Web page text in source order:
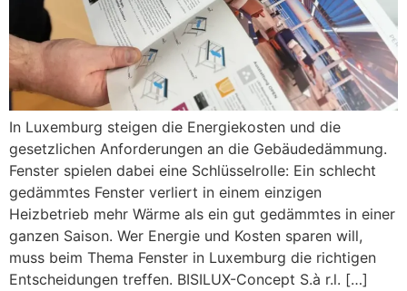
In Luxemburg steigen die Energiekosten und die
gesetzlichen Anforderungen an die Gebäudedämmung.
Fenster spielen dabei eine Schlüsselrolle: Ein schlecht
gedämmtes Fenster verliert in einem einzigen
Heizbetrieb mehr Wärme als ein gut gedämmtes in einer
ganzen Saison. Wer Energie und Kosten sparen will,
muss beim Thema Fenster in Luxemburg die richtigen
Entscheidungen treffen. BISILUX-Concept S.à r.l. […]